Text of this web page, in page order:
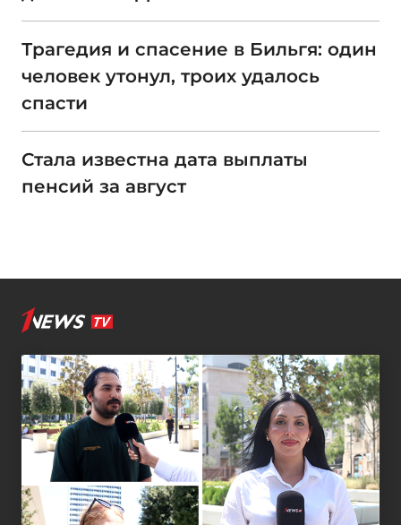
Трагедия и спасение в Бильгя: один
человек утонул, троих удалось
спасти
Стала известна дата выплаты
пенсий за август